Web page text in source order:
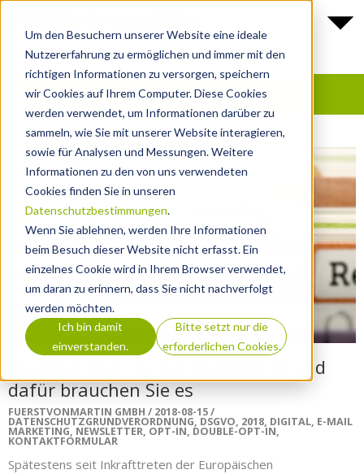
Um den Besuchern unserer Website eine ideale
Nutzererfahrung zu ermöglichen und immer mit den
richtigen Informationen zu versorgen, speichern
wir Cookies auf Ihrem Computer. Diese Cookies
werden verwendet, um Informationen darüber zu
sammeln, wie Sie mit unserer Website interagieren,
sowie für Analysen und Messungen. Weitere
Informationen zu den von uns verwendeten
Cookies finden Sie in unseren
Datenschutzbestimmungen.
Wenn Sie ablehnen, werden Ihre Informationen
beim Besuch dieser Website nicht erfasst. Ein
einzelnes Cookie wird in Ihrem Browser verwendet,
um daran zu erinnern, dass Sie nicht nachverfolgt
werden möchten.
Ich bin damit
einverstanden.
Bitte setzt nur die
erforderlichen Cookies.
Double-Opt-In: So funktioniert es und
dafür brauchen Sie es
FUERSTVONMARTIN GMBH 2018-08-15
DATENSCHUTZGRUNDVERORDNUNG, DSGVO, 2018, DIGITAL, E-MAIL
MARKETING, NEWSLETTER, OPT-IN, DOUBLE-OPT-IN,
KONTAKTFORMULAR
Spätestens seit Inkrafttreten der Europäischen